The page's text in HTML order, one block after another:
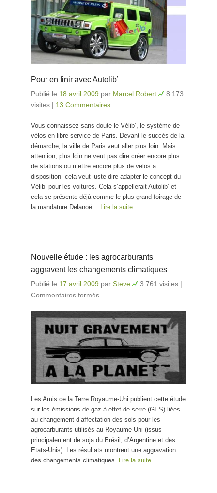
Pour en finir avec Autolib’
Publié le 18 avril 2009 par Marcel Robert
8 173
visites | 13 Commentaires
Vous connaissez sans doute le Vélib’, le système de
vélos en libre-service de Paris. Devant le succès de la
démarche, la ville de Paris veut aller plus loin. Mais
attention, plus loin ne veut pas dire créer encore plus
de stations ou mettre encore plus de vélos à
disposition, cela veut juste dire adapter le concept du
Vélib’ pour les voitures. Cela s’appellerait Autolib’ et
cela se présente déjà comme le plus grand foirage de
la mandature Delanoë…
Lire la suite…
Nouvelle étude : les agrocarburants
aggravent les changements climatiques
Publié le 17 avril 2009 par Steve 3 761 visites |
Commentaires fermés
changements climatiques
Les Amis de la Terre Royaume-Uni publient cette étude
sur les émissions de gaz à effet de serre (GES) liées
au changement d’affectation des sols pour les
agrocarburants utilisés au Royaume-Uni (issus
principalement de soja du Brésil, d’Argentine et des
Etats-Unis). Les résultats montrent une aggravation
des changements climatiques. Lire la suite…